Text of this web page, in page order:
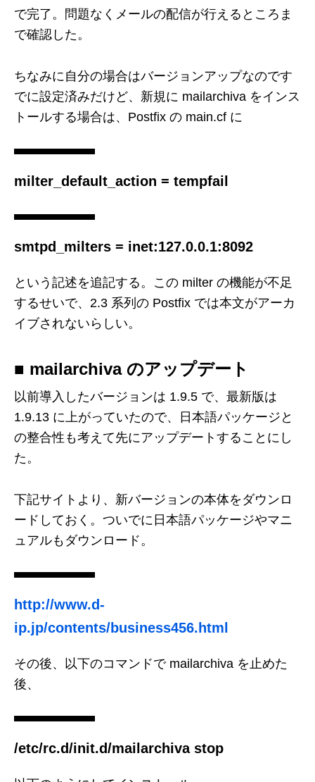
で完了。問題なくメールの配信が行えるところま
で確認した。
ちなみに自分の場合はバージョンアップなのです
でに設定済みだけど、新規に mailarchiva をインス
トールする場合は、Postfix の main.cf に
milter_default_action = tempfail
smtpd_milters = inet:127.0.0.1:8092
という記述を追記する。この milter の機能が不足
するせいで、2.3 系列の Postfix では本文がアーカ
イブされないらしい。
■ mailarchiva のアップデート
以前導入したバージョンは 1.9.5 で、最新版は
1.9.13 に上がっていたので、日本語パッケージと
の整合性も考えて先にアップデートすることにし
た。
下記サイトより、新バージョンの本体をダウンロ
ードしておく。ついでに日本語パッケージやマニ
ュアルもダウンロード。
http://www.d-
ip.jp/contents/business456.html
その後、以下のコマンドで mailarchiva を止めた
後、
/etc/rc.d/init.d/mailarchiva stop